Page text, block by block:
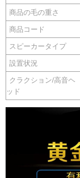
商品の毛の重さ
商品コード
スピーカータイプ
設置状況
クラクション/高音ヘ
ッド